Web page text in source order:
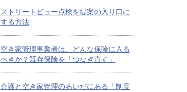
ストリートビュー点検を提案の入り口に
する方法
空き家管理事業者は、どんな保険に入る
べきか？既存保険を「つなぎ直す」
介護と空き家管理のあいだにある「制度